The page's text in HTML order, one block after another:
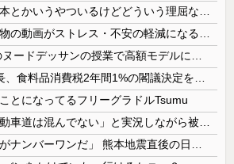
とになってるフリーグラドルTsumu